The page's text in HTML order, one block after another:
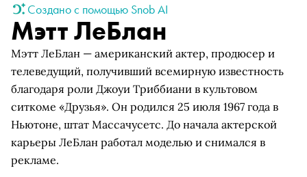
Создано с помощью Snob AI
Мэтт ЛеБлан
Мэтт ЛеБлан — американский актер, продюсер и
телеведущий, получивший всемирную известность
благодаря роли Джоуи Триббиани в культовом
ситкоме «Друзья». Он родился 25 июля 1967 года в
Ньютоне, штат Массачусетс. До начала актерской
карьеры ЛеБлан работал моделью и снимался в
рекламе.